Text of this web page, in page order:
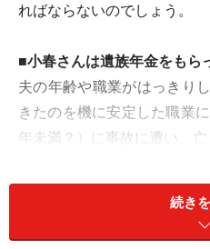
ればならないのでしょう。
■小春さんは遺族年金をもら
夫の年齢や職業がはっきり
きたのを機に安定した職業
年未満？）に事故に遭い、亡
お給料が年収約300万円で
ていた、と仮定しましょう
後の事故でも一定期間働い
続き